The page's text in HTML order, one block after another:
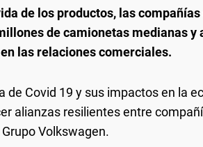
de los productos, las
de camionetas medianas y
las relaciones comerciales.
de Covid 19 y sus impactos en la
alianzas resilientes entre
Volkswagen.